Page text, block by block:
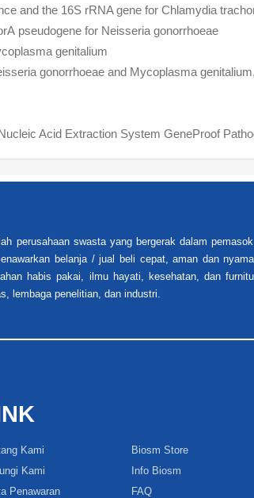
and the 16S rRNA gene for Chlamydia
pseudogene forNeisseria gonorrhoeae
genitalium
gonorrhoeae and Mycoplasma genitalium,
Acid Extraction System GeneProof
perusahaan swasta yang bergerak dalam
belanja / jual beli cepat, aman dan
habis pakai, ilmu hayati, kesehatan, dan
lembaga penelitian, dan industri.
Kami
Kami
Penawaran
Biosm Store
Info Biosm
FAQ